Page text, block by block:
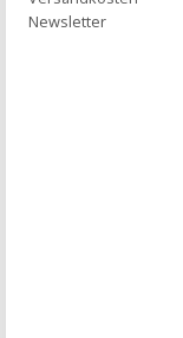
Newsletter